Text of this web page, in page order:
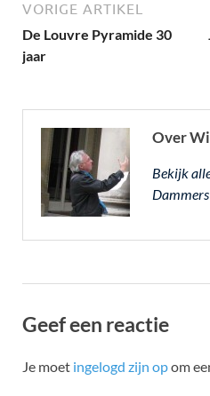
VORIGE ARTIKEL
De Louvre Pyramide 30
jaar
Over
Bekijk
Geef een reactie
Je moet ingelogd zijn opom